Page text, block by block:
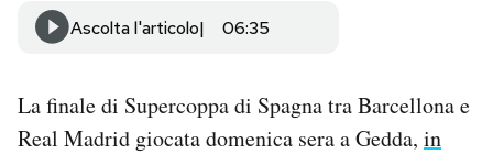
CALENDARIO
AREA PERSONALE
Ascolta l'articolo 06:35
La finale di Supercoppa di Spagna tra Barcellona e
Real Madrid giocata domenica sera a Gedda, in